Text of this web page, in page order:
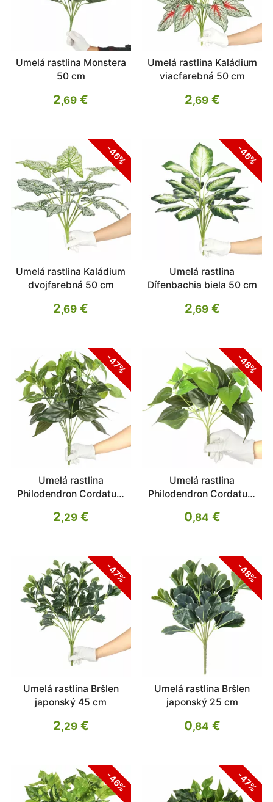
Umelá rastlina Monstera
50 cm
2,69 €
Umelá rastlina Kaládium
viacfarebná 50 cm
2,69€
-46%
Umelá rastlina Kaládium
dvojfarebná 50 cm
2,69 €
-46%
Umelá rastlina
Dífenbachia biela 50 cm
2,69€
-47%
Umelá rastlina
Philodendron Cordatum
2,29€
-48%
Umelá rastlina
Philodendron Cordatum
0,84 €
-47%
Umelá rastlina Bršlen
japonský 45 cm
2,29€
-48%
Umelá rastlina Bršlen
japonský 25 cm
0,84 €
-46% -47%